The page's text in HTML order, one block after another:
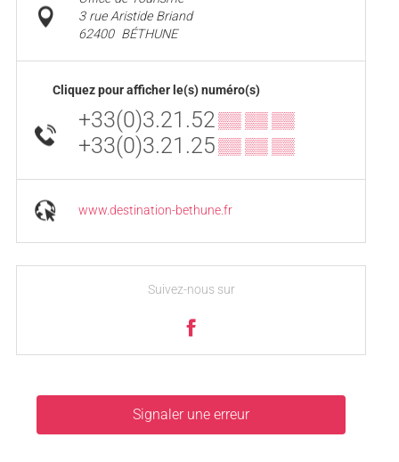
3 rue Aristide Briand
62400 BÉTHUNE
Cliquez pour afficher le(s) numéro(s)
+33(0)3.21.52▒▒ ▒▒ ▒▒
+33(0)3.21.25▒▒ ▒▒ ▒▒
www.destination-bethune.fr
Suivez-nous sur
Signaler une erreur